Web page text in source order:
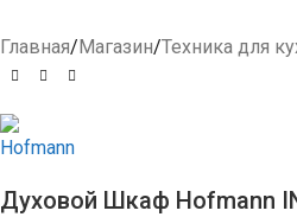
Главная Магазин Техника для
Духовой Шкаф Hofmann